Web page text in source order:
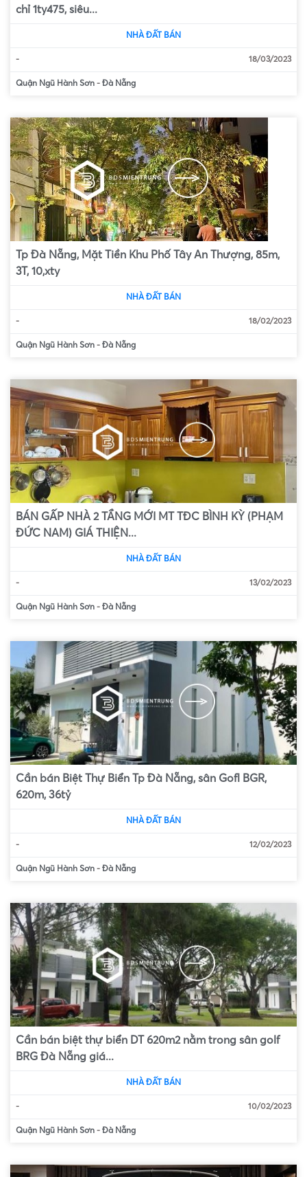
chỉ 1ty475, siêu...
NHÀ ĐẤT BÁN
- 18/03/2023
Quận Ngũ Hành Sơn - Đà Nẵng
Tp Đà Nẵng, Mặt Tiền Khu Phố Tây An Thượng, 85m,
3T, 10,xty
NHÀ ĐẤT BÁN
- 18/02/2023
Quận Ngũ Hành Sơn - Đà Nẵng
BÁN GẤP NHÀ 2 TẦNG MỚI MT TĐC BÌNH KỲ (PHẠM
ĐỨC NAM) GIÁ THIỆN...
NHÀ ĐẤT BÁN
- 13/02/2023
Quận Ngũ Hành Sơn - Đà Nẵng
Cần bán Biệt Thự Biển Tp Đà Nẵng, sân Gofl BGR,
620m, 36tỷ
NHÀ ĐẤT BÁN
- 12/02/2023
Quận Ngũ Hành Sơn - Đà Nẵng
Cần bán biệt thự biển DT 620m2 nằm trong sân golf
BRG Đà Nẵng giá...
NHÀ ĐẤT BÁN
- 10/02/2023
Quận Ngũ Hành Sơn - Đà Nẵng